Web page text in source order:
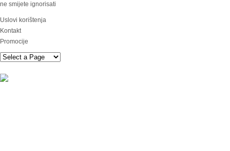
ne smijete ignorisati
Uslovi korištenja
Kontakt
Promocije